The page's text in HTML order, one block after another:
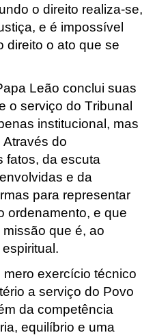
o direito realiza-se,
e é impossível
direito o ato que se
Leão conclui suas
o serviço do Tribunal
institucional, mas
Através do
fatos, da escuta
e da
para representar
ordenamento, e que
que é, ao
mero exercício técnico
a serviço do Povo
da competência
equilíbrio e uma